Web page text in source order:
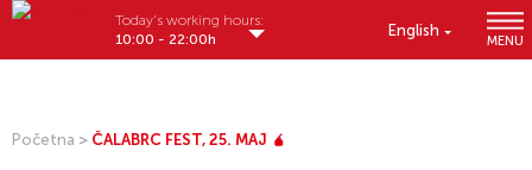
English
MENU
Today's working hours:
10:00 - 22:00h
Početna > ČALABRC FEST, 25. MAJ 🧉